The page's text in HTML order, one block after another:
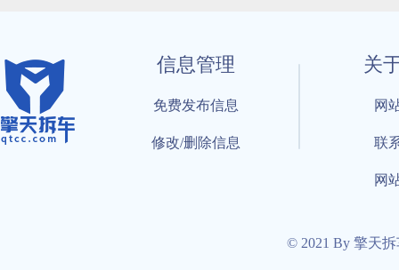
信息管理
免费发布信息
修改/删除信息
关
网
联
网
© 2021 By 擎天